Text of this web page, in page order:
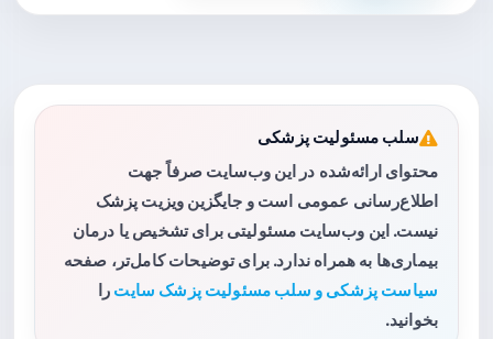
سلب مسئولیت پزشکی
محتوای ارائه‌شده در این وب‌سایت صرفاً جهت
اطلاع‌رسانی عمومی است و جایگزین ویزیت پزشک
نیست. این وب‌سایت مسئولیتی برای تشخیص یا درمان
بیماری‌ها به همراه ندارد. برای توضیحات کامل‌تر، صفحه
سیاست پزشکی و سلب مسئولیت پزشک سایت را
بخوانید.